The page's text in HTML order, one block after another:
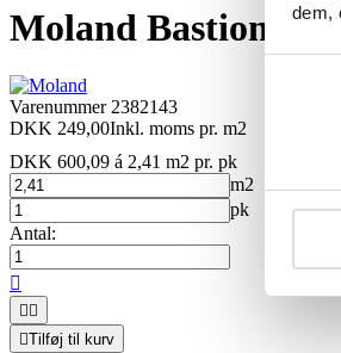
dem,
Moland Bastion
Varenummer 2382143
DKK 249,00Inkl. moms pr. m2
DKK 600,09 á 2,41 m2 pr. pk
m2
pk
Antal:

 
Tilføj til kurv